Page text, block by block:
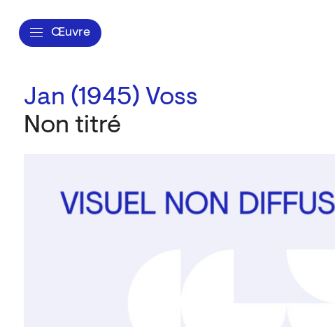
Œuvre
Jan (1945) Voss
Non titré